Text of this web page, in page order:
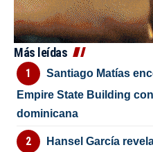
Más leídas
Santiago Matías
Empire State Building
dominicana
Hansel García